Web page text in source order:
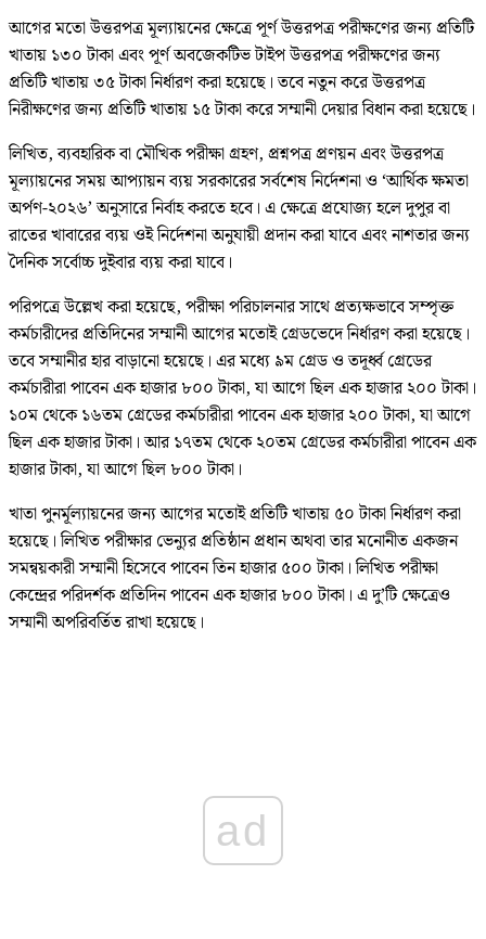
আগের মতো উত্তরপত্র মূল্যায়নের ক্ষেত্রে পূর্ণ উত্তরপত্র পরীক্ষণের জন্য প্রতিটি
খাতায় ১৩০ টাকা এবং পূর্ণ অবজেকটিভ টাইপ উত্তরপত্র পরীক্ষণের জন্য
প্রতিটি খাতায় ৩৫ টাকা নির্ধারণ করা হয়েছে। তবে নতুন করে উত্তরপত্র
নিরীক্ষণের জন্য প্রতিটি খাতায় ১৫ টাকা করে সম্মানী দেয়ার বিধান করা হয়েছে।
লিখিত, ব্যবহারিক বা মৌখিক পরীক্ষা গ্রহণ, প্রশ্নপত্র প্রণয়ন এবং উত্তরপত্র
মূল্যায়নের সময় আপ্যায়ন ব্যয় সরকারের সর্বশেষ নির্দেশনা ও ‘আর্থিক ক্ষমতা
অর্পণ-২০২৬’ অনুসারে নির্বাহ করতে হবে। এ ক্ষেত্রে প্রযোজ্য হলে দুপুর বা
রাতের খাবারের ব্যয় ওই নির্দেশনা অনুযায়ী প্রদান করা যাবে এবং নাশতার জন্য
দৈনিক সর্বোচ্চ দুইবার ব্যয় করা যাবে।
পরিপত্রে উল্লেখ করা হয়েছে, পরীক্ষা পরিচালনার সাথে প্রত্যক্ষভাবে সম্পৃক্ত
কর্মচারীদের প্রতিদিনের সম্মানী আগের মতোই গ্রেডভেদে নির্ধারণ করা হয়েছে।
তবে সম্মানীর হার বাড়ানো হয়েছে। এর মধ্যে ৯ম গ্রেড ও তদূর্ধ্ব গ্রেডের
কর্মচারীরা পাবেন এক হাজার ৮০০ টাকা, যা আগে ছিল এক হাজার ২০০ টাকা।
১০ম থেকে ১৬তম গ্রেডের কর্মচারীরা পাবেন এক হাজার ২০০ টাকা, যা আগে
ছিল এক হাজার টাকা। আর ১৭তম থেকে ২০তম গ্রেডের কর্মচারীরা পাবেন এক
হাজার টাকা, যা আগে ছিল ৮০০ টাকা।
খাতা পুনর্মূল্যায়নের জন্য আগের মতোই প্রতিটি খাতায় ৫০ টাকা নির্ধারণ করা
হয়েছে। লিখিত পরীক্ষার ভেন্যুর প্রতিষ্ঠান প্রধান অথবা তার মনোনীত একজন
সমন্বয়কারী সম্মানী হিসেবে পাবেন তিন হাজার ৫০০ টাকা। লিখিত পরীক্ষা
কেন্দ্রের পরিদর্শক প্রতিদিন পাবেন এক হাজার ৮০০ টাকা। এ দু’টি ক্ষেত্রেও
সম্মানী অপরিবর্তিত রাখা হয়েছে।
ad